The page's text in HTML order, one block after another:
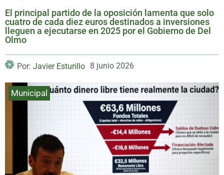
El principal partido de la oposición lamenta que solo
cuatro de cada diez euros destinados a inversiones
lleguen a ejecutarse en 2025 por el Gobierno de Del
Olmo
Por: Javier Esturillo 8 junio 2026
Municipal